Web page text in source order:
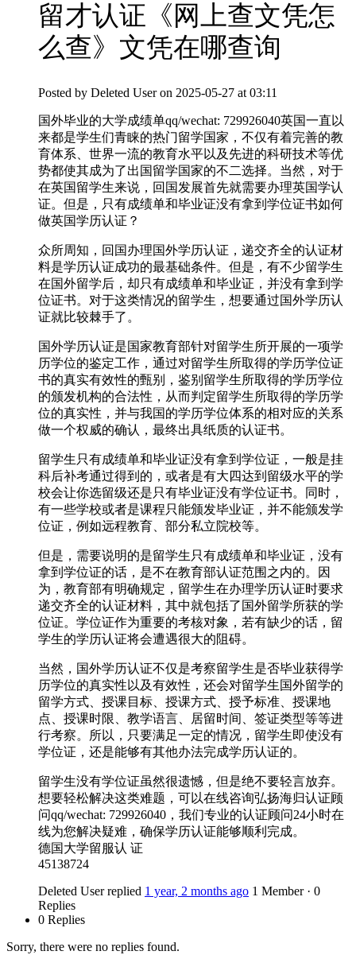
留才认证《网上查文凭怎
么查》文凭在哪查询
Posted by Deleted User on 2025-05-27 at 03:11
国外毕业的大学成绩单qq/wechat: 729926040英国一直以
来都是学生们青睐的热门留学国家，不仅有着完善的教
育体系、世界一流的教育水平以及先进的科研技术等优
势都使其成为了出国留学国家的不二选择。当然，对于
在英国留学生来说，回国发展首先就需要办理英国学认
证。但是，只有成绩单和毕业证没有拿到学位证书如何
做英国学历认证？
众所周知，回国办理国外学历认证，递交齐全的认证材
料是学历认证成功的最基础条件。但是，有不少留学生
在国外留学后，却只有成绩单和毕业证，并没有拿到学
位证书。对于这类情况的留学生，想要通过国外学历认
证就比较棘手了。
国外学历认证是国家教育部针对留学生所开展的一项学
历学位的鉴定工作，通过对留学生所取得的学历学位证
书的真实有效性的甄别，鉴别留学生所取得的学历学位
的颁发机构的合法性，从而判定留学生所取得的学历学
位的真实性，并与我国的学历学位体系的相对应的关系
做一个权威的确认，最终出具纸质的认证书。
留学生只有成绩单和毕业证没有拿到学位证，一般是挂
科后补考通过得到的，或者是有大四达到留级水平的学
校会让你选留级还是只有毕业证没有学位证书。同时，
有一些学校或者是课程只能颁发毕业证，并不能颁发学
位证，例如远程教育、部分私立院校等。
但是，需要说明的是留学生只有成绩单和毕业证，没有
拿到学位证的话，是不在教育部认证范围之内的。因
为，教育部有明确规定，留学生在办理学历认证时要求
递交齐全的认证材料，其中就包括了国外留学所获的学
位证。学位证作为重要的考核对象，若有缺少的话，留
学生的学历认证将会遭遇很大的阻碍。
当然，国外学历认证不仅是考察留学生是否毕业获得学
历学位的真实性以及有效性，还会对留学生国外留学的
留学方式、授课目标、授课方式、授予标准、授课地
点、授课时限、教学语言、居留时间、签证类型等等进
行考察。所以，只要满足一定的情况，留学生即使没有
学位证，还是能够有其他办法完成学历认证的。
留学生没有学位证虽然很遗憾，但是绝不要轻言放弃。
想要轻松解决这类难题，可以在线咨询弘扬海归认证顾
问qq/wechat: 729926040，我们专业的认证顾问24小时在
线为您解决疑难，确保学历认证能够顺利完成。
德国大学留服认 证
45138724
Deleted User replied 1 year, 2 months ago 1 Member · 0
Replies
0 Replies
Sorry, there were no replies found.